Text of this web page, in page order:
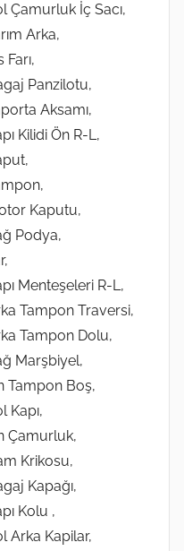
Çamurluk İç Sacı,
Arka,
Panzilotu,
Aksamı,
Kilidi Ön R-L,
Kaputu,
Podya,
Menteşeleri R-L,
Tampon Traversi,
Tampon Dolu,
Marşbiyel,
Tampon Boş,
Kapı,
Çamurluk,
Krikosu,
Kapağı,
Kolu ,
Arka Kapilar,